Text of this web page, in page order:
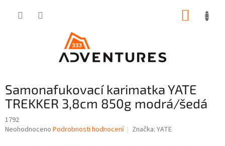
Samonafukovací karimatka YATE
TREKKER 3,8cm 850g modrá/šedá
1792
Průměrné
Neohodnoceno Podrobnosti hodnocení Značka: YATE